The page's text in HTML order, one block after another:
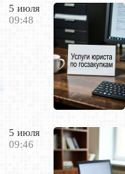
5 июля
09:48
5 июля
09:46